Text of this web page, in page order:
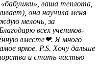
ваша теплота,
она научила меня
мелочь, за
всех учеников-
вместе❤. Я много
яркое. P.S. Хочу дальше
и стать частью